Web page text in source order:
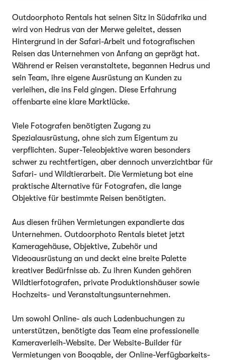
Outdoorphoto Rentals hat seinen Sitz in Südafrika und
wird von Hedrus van der Merwe geleitet, dessen
Hintergrund in der Safari-Arbeit und fotografischen
Reisen das Unternehmen von Anfang an geprägt hat.
Während er Reisen veranstaltete, begannen Hedrus und
sein Team, ihre eigene Ausrüstung an Kunden zu
verleihen, die ins Feld gingen. Diese Erfahrung
offenbarte eine klare Marktlücke.
Viele Fotografen benötigten Zugang zu
Spezialausrüstung, ohne sich zum Eigentum zu
verpflichten. Super-Teleobjektive waren besonders
schwer zu rechtfertigen, aber dennoch unverzichtbar für
Safari- und Wildtierarbeit. Die Vermietung bot eine
praktische Alternative für Fotografen, die lange
Objektive für bestimmte Reisen benötigten.
Aus diesen frühen Vermietungen expandierte das
Unternehmen. Outdoorphoto Rentals bietet jetzt
Kameragehäuse, Objektive, Zubehör und
Videoausrüstung an und deckt eine breite Palette
kreativer Bedürfnisse ab. Zu ihren Kunden gehören
Wildtierfotografen, private Produktionshäuser sowie
Hochzeits- und Veranstaltungsunternehmen.
Um sowohl Online- als auch Ladenbuchungen zu
unterstützen, benötigte das Team eine professionelle
Kameraverleih-Website. Der Website-Builder für
Vermietungen von Booqable, der Online-Verfügbarkeits-